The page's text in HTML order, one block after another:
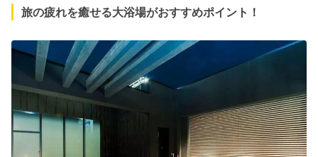
旅の疲れを癒せる大浴場がおすすめポイント！